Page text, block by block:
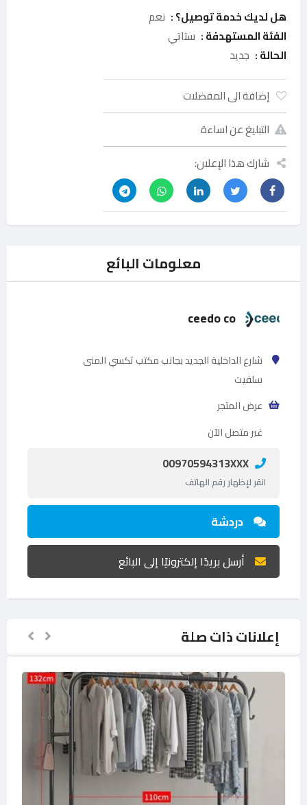
هل لديك خدمة توصيل؟ : نعم
الفئة المستهدفة : ستاتي
الحالة : جديد
إضافة الى المفضلات
التبليغ عن اساءة
شارك هذا الإعلان:
معلومات البائع
ceedo co
شارع الداخلية الجديد بجانب مكتب تكسي المنى
سلفيت
عرض المتجر
غير متصل الآن
00970594313XXX
انقر لإظهار رقم الهاتف
دردشة
أرسل بريدًا إلكترونيًا إلى البائع
إعلانات ذات صلة